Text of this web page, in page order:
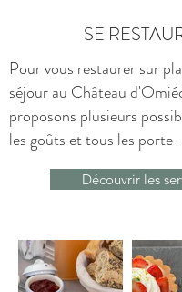
SE
Pour vous restaurer sur
séjour au Château
proposons plusieurs
les goûts et tous les
Découvrir les